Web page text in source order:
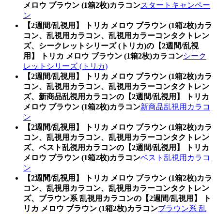
メロウ ブラウン (1箱2枚)カラコンスタートキャンペー
ン
【2週間/乱視用】 トリカ メロウ ブラウン (1箱2枚)カラ
コン、乱視用カラコン、乱視用カラーコンタクトレン
ズ、シークレットシリーズ (トリカ)の【2週間/乱視
用】 トリカ メロウ ブラウン (1箱2枚)カラコンシーク
レットシリーズ (トリカ)
【2週間/乱視用】 トリカ メロウ ブラウン (1箱2枚)カラ
コン、乱視用カラコン、乱視用カラーコンタクトレン
ズ、新商品乱視用カラコンの【2週間/乱視用】 トリカ
メロウ ブラウン (1箱2枚)カラコン新商品乱視用カラコ
ン
【2週間/乱視用】 トリカ メロウ ブラウン (1箱2枚)カラ
コン、乱視用カラコン、乱視用カラーコンタクトレン
ズ、ベスト乱視用カラコンの【2週間/乱視用】 トリカ
メロウ ブラウン (1箱2枚)カラコンベスト乱視用カラコ
ン
【2週間/乱視用】 トリカ メロウ ブラウン (1箱2枚)カラ
コン、乱視用カラコン、乱視用カラーコンタクトレン
ズ、ブラウン系 乱視用カラコンの【2週間/乱視用】 ト
リカ メロウ ブラウン (1箱2枚)カラコンブラウン系 乱